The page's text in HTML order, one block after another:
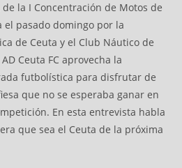
la I Concentración de Motos de
el pasado domingo por la
de Ceuta y el Club Náutico de
Ceuta FC aprovecha la
futbolística para disfrutar de
que no se esperaba ganar en
En esta entrevista habla
que sea el Ceuta de la próxima